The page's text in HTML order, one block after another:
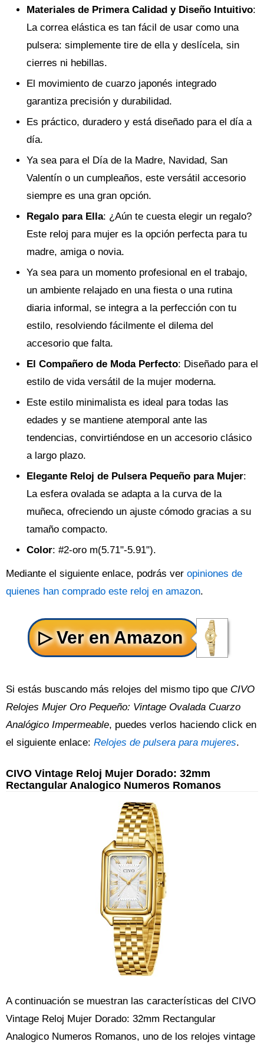
Materiales de Primera Calidad y Diseño Intuitivo:
La correa elástica es tan fácil de usar como una
pulsera: simplemente tire de ella y deslícela, sin
cierres ni hebillas.
El movimiento de cuarzo japonés integrado
garantiza precisión y durabilidad.
Es práctico, duradero y está diseñado para el día a
día.
Ya sea para el Día de la Madre, Navidad, San
Valentín o un cumpleaños, este versátil accesorio
siempre es una gran opción.
Regalo para Ella: ¿Aún te cuesta elegir un regalo?
Este reloj para mujer es la opción perfecta para tu
madre, amiga o novia.
Ya sea para un momento profesional en el trabajo,
un ambiente relajado en una fiesta o una rutina
diaria informal, se integra a la perfección con tu
estilo, resolviendo fácilmente el dilema del
accesorio que falta.
El Compañero de Moda Perfecto: Diseñado para el
estilo de vida versátil de la mujer moderna.
Este estilo minimalista es ideal para todas las
edades y se mantiene atemporal ante las
tendencias, convirtiéndose en un accesorio clásico
a largo plazo.
Elegante Reloj de Pulsera Pequeño para Mujer:
La esfera ovalada se adapta a la curva de la
muñeca, ofreciendo un ajuste cómodo gracias a su
tamaño compacto.
Color: #2-oro m(5.71"-5.91").
Mediante el siguiente enlace, podrás ver opiniones de
quienes han comprado este reloj en amazon.
Si estás buscando más relojes del mismo tipo que CIVO
Relojes Mujer Oro Pequeño: Vintage Ovalada Cuarzo
Analógico Impermeable, puedes verlos haciendo click en
el siguiente enlace: Relojes de pulsera para mujeres.
CIVO Vintage Reloj Mujer Dorado: 32mm
Rectangular Analogico Numeros Romanos
A continuación se muestran las características del CIVO
Vintage Reloj Mujer Dorado: 32mm Rectangular
Analogico Numeros Romanos, uno de los relojes vintage